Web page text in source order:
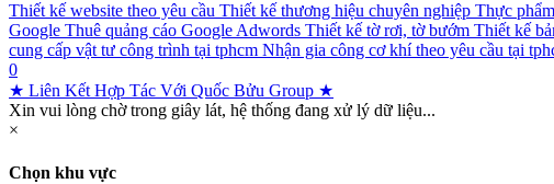
Thiết kế website theo yêu cầu Thiết kế thương hiệu chuyên nghiệp Thực
Google Thuê quảng cáo Google Adwords Thiết kế tờ rơi, tờ bướm Thiết kế
cung cấp vật tư công trình tại tphcm Nhận gia công cơ khí theo yêu cầu tại
0
★ Liên Kết Hợp Tác Với Quốc Bửu Group ★
Xin vui lòng chờ trong giây lát, hệ thống đang xử lý dữ liệu...
×
Chọn khu vực